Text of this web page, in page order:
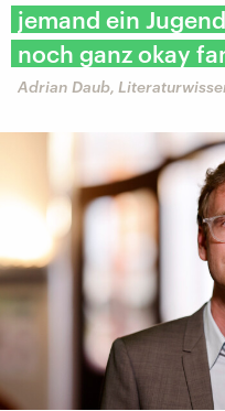
jemand ein
noch ganz okay
Adrian Daub,